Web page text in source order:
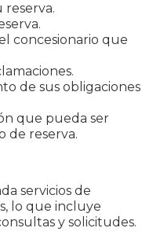
reserva.
concesionario que
de sus obligaciones
que pueda ser
de reserva.
servicios de
lo que incluye
y solicitudes.